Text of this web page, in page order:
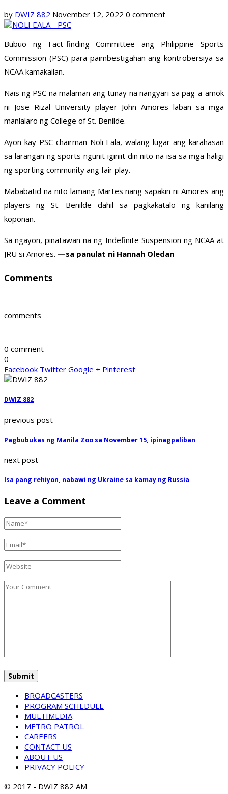
by DWIZ 882 November 12, 2022 0 comment
Bubuo ng Fact-finding Committee ang Philippine Sports
Commission (PSC) para paimbestigahan ang kontrobersiya sa
NCAA kamakailan.
Nais ng PSC na malaman ang tunay na nangyari sa pag-a-amok
ni Jose Rizal University player John Amores laban sa mga
manlalaro ng College of St. Benilde.
Ayon kay PSC chairman Noli Eala, walang lugar ang karahasan
sa larangan ng sports ngunit iginiit din nito na isa sa mga haligi
ng sporting community ang fair play.
Mababatid na nito lamang Martes nang sapakin ni Amores ang
players ng St. Benilde dahil sa pagkakatalo ng kanilang
koponan.
Sa ngayon, pinatawan na ng Indefinite Suspension ng NCAA at
JRU si Amores. —sa panulat ni Hannah Oledan
Comments
comments
0 comment
0
Facebook Twitter Google + Pinterest
DWIZ 882
previous post
Pagbubukas ng Manila Zoo sa November 15, ipinagpaliban
next post
Isa pang rehiyon, nabawi ng Ukraine sa kamay ng Russia
Leave a Comment
BROADCASTERS
PROGRAM SCHEDULE
MULTIMEDIA
METRO PATROL
CAREERS
CONTACT US
ABOUT US
PRIVACY POLICY
© 2017 - DWIZ 882 AM